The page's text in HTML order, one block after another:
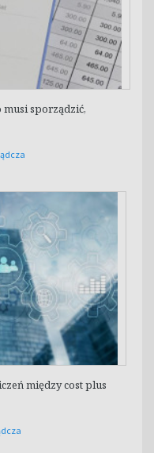
musi sporządzić,
między cost plus